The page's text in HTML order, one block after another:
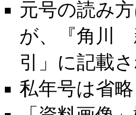
元号の読み
が、『角川
引」に記載
私年号は省略